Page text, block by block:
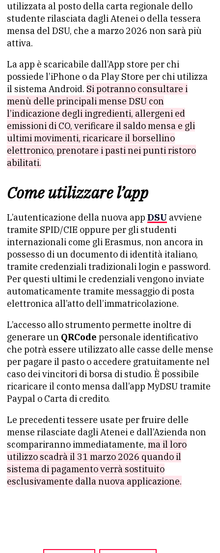
utilizzata al posto della carta regionale dello
studente rilasciata dagli Atenei o della tessera
mensa del DSU, che a marzo 2026 non sarà più
attiva.
La app è scaricabile dall’App store per chi
possiede l’iPhone o da Play Store per chi utilizza
il sistema Android. Si potranno consultare i
menù delle principali mense DSU con
l’indicazione degli ingredienti, allergeni ed
emissioni di CO, verificare il saldo mensa e gli
ultimi movimenti, ricaricare il borsellino
elettronico, prenotare i pasti nei punti ristoro
abilitati.
Come utilizzare l’app
L’autenticazione della nuova app DSU avviene
tramite SPID/CIE oppure per gli studenti
internazionali come gli Erasmus, non ancora in
possesso di un documento di identità italiano,
tramite credenziali tradizionali login e password.
Per questi ultimi le credenziali vengono inviate
automaticamente tramite messaggio di posta
elettronica all’atto dell’immatricolazione.
L’accesso allo strumento permette inoltre di
generare un QRCode personale identificativo
che potrà essere utilizzato alle casse delle mense
per pagare il pasto o accedere gratuitamente nel
caso dei vincitori di borsa di studio. È possibile
ricaricare il conto mensa dall’app MyDSU tramite
Paypal o Carta di credito.
Le precedenti tessere usate per fruire delle
mense rilasciate dagli Atenei e dall’Azienda non
scompariranno immediatamente, ma il loro
utilizzo scadrà il 31 marzo 2026 quando il
sistema di pagamento verrà sostituito
esclusivamente dalla nuova applicazione.